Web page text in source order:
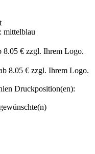
mittelblau
Druckposition(en):